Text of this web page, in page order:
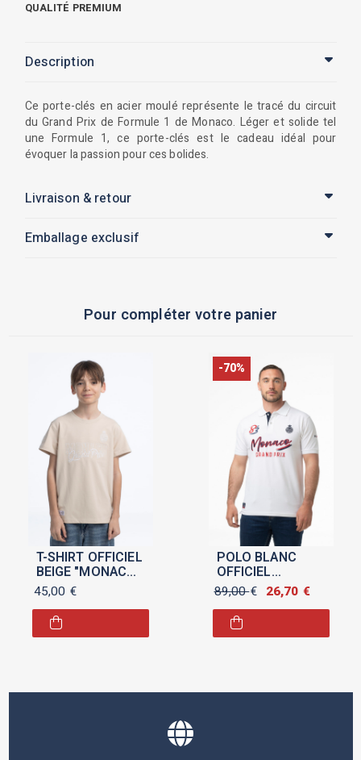
QUALITÉ PREMIUM
Description
Ce porte-clés en acier moulé représente le tracé du circuit
du Grand Prix de Formule 1 de Monaco. Léger et solide tel
une Formule 1, ce porte-clés est le cadeau idéal pour
évoquer la passion pour ces bolides.
Livraison & retour
Emballage exclusif
Pour compléter votre panier
T-SHIRT OFFICIEL
BEIGE "MONACO
GRAND PRIX
2025" POUR
ENFANT
45,00 €
-70%
POLO BLANC
OFFICIEL
"MONACO GRAND
PRIX 2026" POUR
HOMME
89,00€ Le
prix
était :
26,70 €
prix
est :